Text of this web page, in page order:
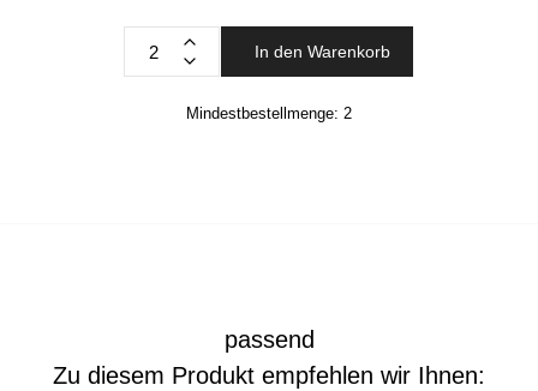
In den Warenkorb
Mindestbestellmenge: 2
passend
Zu diesem Produkt empfehlen wir Ihnen: